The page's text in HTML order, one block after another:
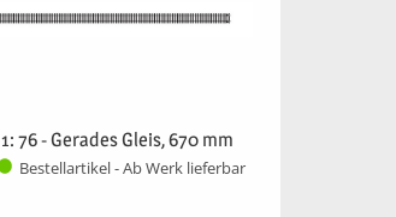
1: 76 - Gerades Gleis, 670 mm
Bestellartikel - Ab Werk lieferbar